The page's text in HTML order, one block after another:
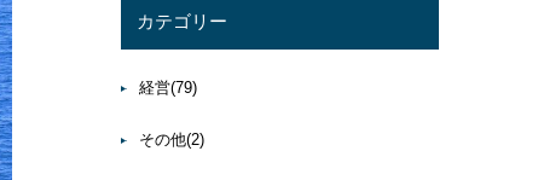
カテゴリー
経営(79)
その他(2)